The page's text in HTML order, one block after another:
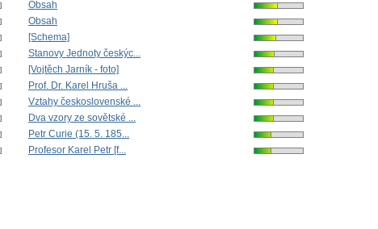
Obsah
Obsah
[Schema]
Stanovy Jednoty českýc...
[Vojtěch Jarník - foto]
Prof. Dr. Karel Hruša ...
Vztahy československé ...
Dva vzory ze sovětské ...
Petr Curie (15. 5. 185...
Profesor Karel Petr [f...